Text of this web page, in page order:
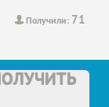
Получили: 71